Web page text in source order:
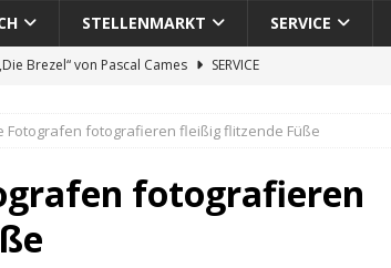
STELLENMARKT SERVICE
Brezel“ von Pascal Cames
SERVICE
des 65. Fasnetsumzugs Dillweißenstein
We’ll be back.
PF-BITS INTERN
Der Mann hinter PF-Bits lebt nicht mehr
Fotografen fotografieren fleißig flitzende Füße
fotografieren